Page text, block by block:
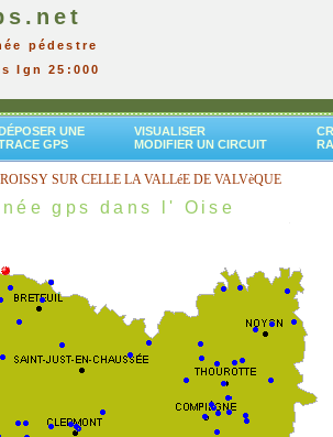
pédestre
Ign 25:000
UNE
GPS
VISUALISER
MODIFIER UN CIRCUIT
SUR CELLE LA VALLéE DE VALVèQUE
gps dans l' Oise